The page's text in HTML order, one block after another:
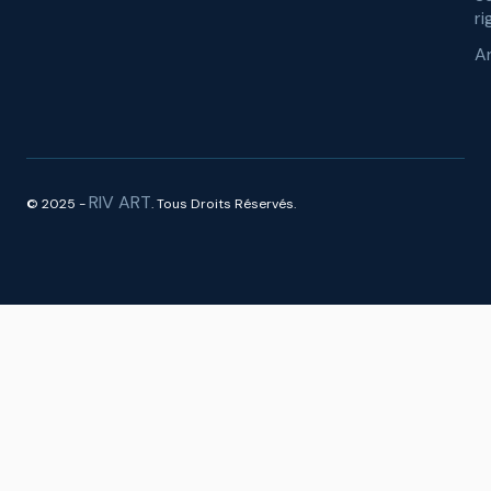
© 2025 -RIV ART. Tous Droits Réservés.